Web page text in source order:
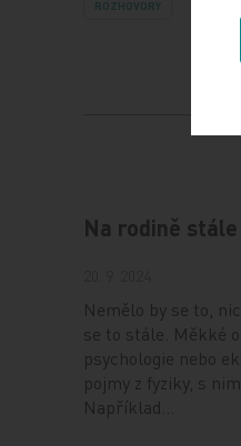
ROZHOVORY
Na rodině
Nemělo by se to,
se to stále. Měkké
psychologie nebo
pojmy z fyziky, s
Například…